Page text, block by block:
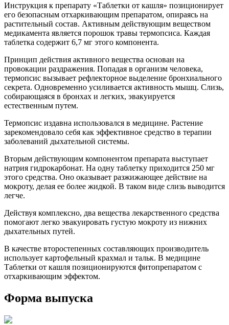
Инструкция к препарату «Таблетки от кашля» позиционирует
его безопасным отхаркивающим препаратом, опираясь на
растительный состав. Активным действующим веществом
медикамента является порошок травы термопсиса. Каждая
таблетка содержит 6,7 мг этого компонента.
Принцип действия активного вещества основан на
провокации раздражения. Попадая в организм человека,
термопсис вызывает рефлекторное выделение бронхиального
секрета. Одновременно усиливается активность мышц. Слизь,
собирающаяся в бронхах и легких, эвакуируется
естественным путем.
Термопсис издавна использовался в медицине. Растение
зарекомендовало себя как эффективное средство в терапии
заболеваний дыхательной системы.
Вторым действующим компонентом препарата выступает
натрия гидрокарбонат. На одну таблетку приходится 250 мг
этого средства. Оно оказывает разжижающее действие на
мокроту, делая ее более жидкой. В таком виде слизь выводится
легче.
Действуя комплексно, два вещества лекарственного средства
помогают легко эвакуировать густую мокроту из нижних
дыхательных путей.
В качестве второстепенных составляющих производитель
использует картофельный крахмал и тальк. В медицине
Таблетки от кашля позиционируются фитопрепаратом с
отхаркивающим эффектом.
Форма выпуска